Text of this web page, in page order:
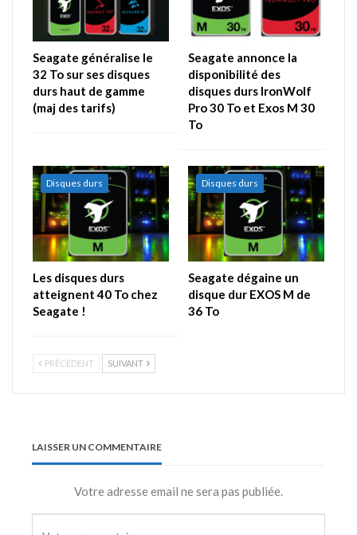
Seagate généralise le
32 To sur ses disques
durs haut de gamme
(maj des tarifs)
Seagate annonce la
disponibilité des
disques durs IronWolf
Pro 30 To et Exos M 30
To
Disques durs
Les disques durs
atteignent 40 To chez
Seagate !
Disques durs
Seagate dégaine un
disque dur EXOS M de
36 To
PRÉCÉDENT SUIVANT
LAISSER UN COMMENTAIRE
Votre adresse email ne sera pas publiée.